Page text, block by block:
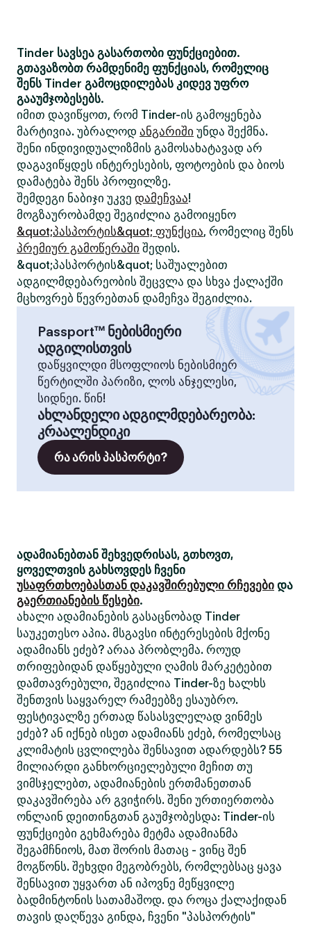
Tinder სავსეა გასართობი ფუნქციებით.
გთავაზობთ რამდენიმე ფუნქციას, რომელიც
შენს Tinder გამოცდილებას კიდევ უფრო
გააუმჯობესებს.
იმით დავიწყოთ, რომ Tinder-ის გამოყენება
მარტივია. უბრალოდ ანგარიში უნდა შექმნა.
შენი ინდივიდუალიზმის გამოსახატავად არ
დაგავიწყდეს ინტერესების, ფოტოების და ბიოს
დამატება შენს პროფილზე.
შემდეგი ნაბიჯი უკვე დამეჩვაა!
მოგზაურობამდე შეგიძლია გამოიყენო
&quot;პასპორტის&quot; ფუნქცია, რომელიც შენს
პრემიურ გამოწერაში შედის.
&quot;პასპორტის&quot; საშუალებით
ადგილმდებარეობის შეცვლა და სხვა ქალაქში
მცხოვრებ წევრებთან დამეჩვა შეგიძლია.
Passport™ ნებისმიერი
ადგილისთვის
დაწყვილდი მსოფლიოს ნებისმიერ
წერტილში პარიზი, ლოს ანჯელესი,
სიდნეი. წინ!
ახლანდელი ადგილმდებარეობა:
კრაალენდიკი
რა არის პასპორტი?
ადამიანებთან შეხვედრისას, გთხოვთ,
ყოველთვის გახსოვდეს ჩვენი
უსაფრთხოებასთან დაკავშირებული რჩევები და
გაერთიანების წესები.
ახალი ადამიანების გასაცნობად Tinder
საუკეთესო აპია. მსგავსი ინტერესების მქონე
ადამიანს ეძებ? არაა პრობლემა. როუდ
თრიფებიდან დაწყებული ღამის მარკეტებით
დამთავრებული, შეგიძლია Tinder-ზე ხალხს
შენთვის საყვარელ რამეებზე ესაუბრო.
ფესტივალზე ერთად წასასვლელად ვინმეს
ეძებ? ან იქნებ ისეთ ადამიანს ეძებ, რომელსაც
კლიმატის ცვლილება შენსავით ადარდებს? 55
მილიარდი განხორციელებული მეჩით თუ
ვიმსჯელებთ, ადამიანების ერთმანეთთან
დაკავშირება არ გვიჭირს. შენი ურთიერთობა
ონლაინ დეითინგთან გაუმჯობესდა: Tinder-ის
ფუნქციები გეხმარება მეტმა ადამიანმა
შეგამჩნიოს, მათ შორის მათაც - ვინც შენ
მოგწონს. შეხვდი მეგობრებს, რომლებსაც ყავა
შენსავით უყვართ ან იპოვნე მეწყვილე
ბადმინტონის სათამაშოდ. და როცა ქალაქიდან
თავის დაღწევა გინდა, ჩვენი "პასპორტის"